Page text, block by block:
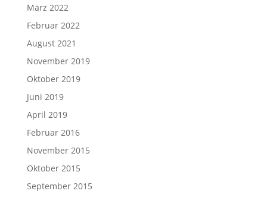
März 2022
Februar 2022
August 2021
November 2019
Oktober 2019
Juni 2019
April 2019
Februar 2016
November 2015
Oktober 2015
September 2015